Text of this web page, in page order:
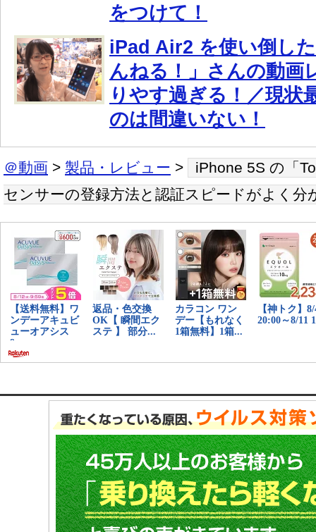
をつけて！
iPad Air2 を使い倒し
んねる！」さんの動画
りやす過ぎる！／現状
のは間違いない！
＠動画 > 製品・レビュー >
iPhone 5S の「
センサーの登録方法と認証スピードがよく分